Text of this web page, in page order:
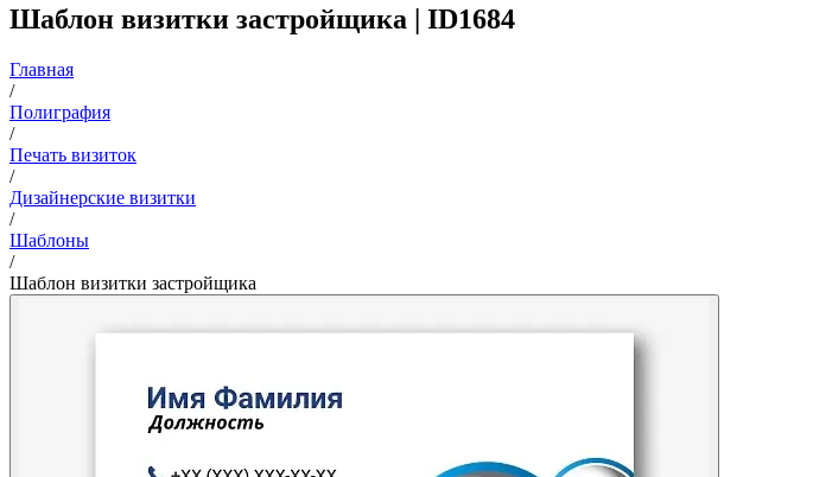
Шаблон визитки застройщика | ID1684
Главная
/
Полиграфия
/
Печать визиток
/
Дизайнерские визитки
/
Шаблоны
/
Шаблон визитки застройщика